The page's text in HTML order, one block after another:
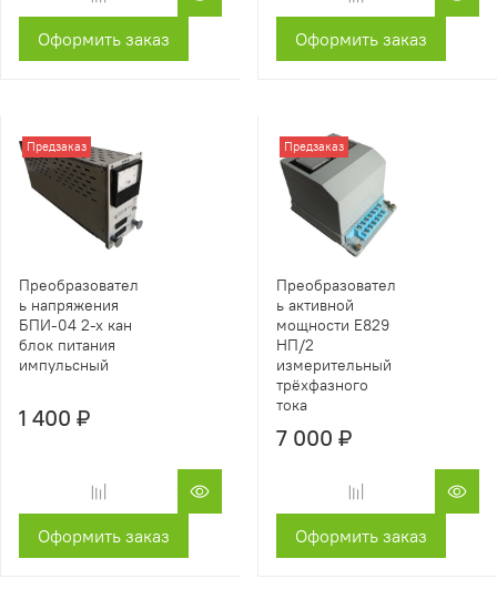
Оформить заказ Оформить заказ
Предзаказ
Преобразовател
ь напряжения
БПИ-04 2-х кан
блок питания
импульсный
1 400 ₽
Оформить заказ
Предзаказ
Преобразовател
ь активной
мощности Е829
НП/2
измерительный
трёхфазного
тока
7 000 ₽
Оформить заказ